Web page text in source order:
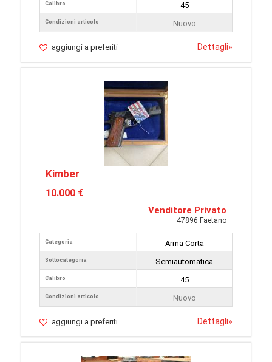
Calibro
Condizioni articolo
45
Nuovo
aggiungi a preferiti Dettagli»
Kimber
10.000 €
Venditore Privato
47896 Faetano
Categoria
Sottocategoria
Calibro
Condizioni articolo
Arma Corta
Semiautomatica
45
Nuovo
aggiungi a preferiti Dettagli»